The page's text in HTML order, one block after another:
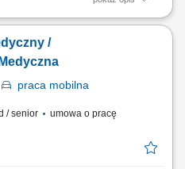
portfolio produktów naturalnych w
na podległym terenie.
oraz prezentacji opartych na
medycznego i
/
praca mobilna
/ senior
umowa o pracę